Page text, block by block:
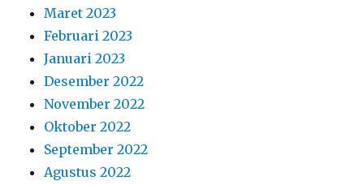
Maret 2023
Februari 2023
Januari 2023
Desember 2022
November 2022
Oktober 2022
September 2022
Agustus 2022